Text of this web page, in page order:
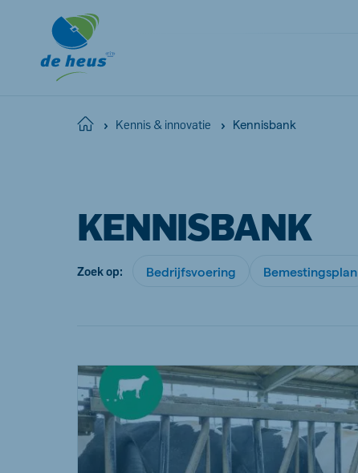
Home Kennis & innovatie Kennisbank
KENNISBANK
Zoek op: Bedrijfsvoering Bemestingsplan